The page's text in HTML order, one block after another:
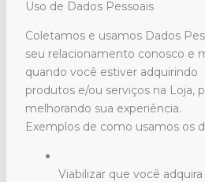
Uso de Dados Pessoais
Coletamos e usamos Dados
seu relacionamento conosco e
quando você estiver adquirindo
produtos e/ou serviços na Loja,
melhorando sua experiência.
Exemplos de como usamos os
Viabilizar que você